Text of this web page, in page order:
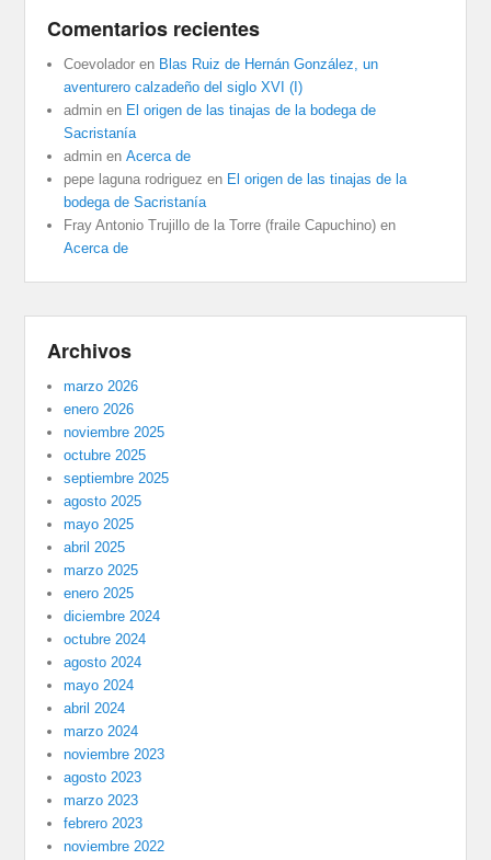
Comentarios recientes
Coevolador en Blas Ruiz de Hernán González, un
aventurero calzadeño del siglo XVI (I)
admin en El origen de las tinajas de la bodega de
Sacristanía
admin enAcerca de
pepe laguna rodriguez en El origen de las tinajas de la
bodega de Sacristanía
Fray Antonio Trujillo de la Torre (fraile Capuchino) en
Acerca de
Archivos
marzo 2026
enero 2026
noviembre 2025
octubre 2025
septiembre 2025
agosto 2025
mayo 2025
abril 2025
marzo 2025
enero 2025
diciembre 2024
octubre 2024
agosto 2024
mayo 2024
abril 2024
marzo 2024
noviembre 2023
agosto 2023
marzo 2023
febrero 2023
noviembre 2022